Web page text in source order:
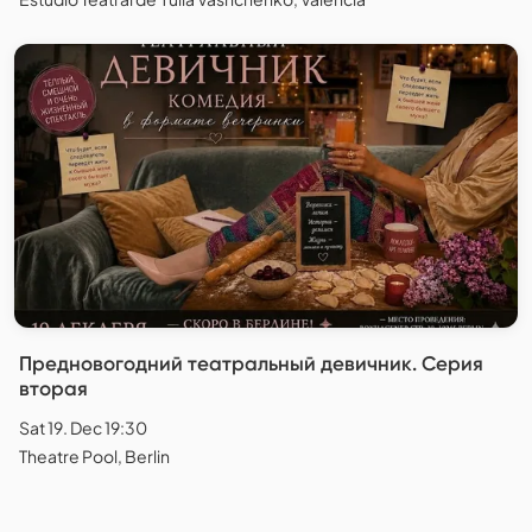
Предновогодний театральный девичник. Серия
вторая
Sat 19. Dec 19:30
Theatre Pool, Berlin